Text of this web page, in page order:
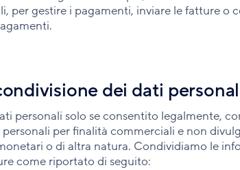
per gestire i pagamenti, inviare le fatture o
dei dati
personali solo se consentito legalmente,
per finalità commerciali e non
o di altra natura. Condividiamo le
come riportato di seguito: